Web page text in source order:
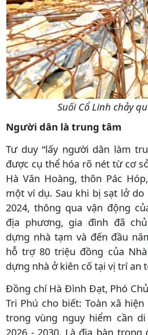
Suối Cổ Linh chảy
Người dân là trung tâm
Tư duy “lấy người dân làm
được cụ thể hóa rõ nét từ cơ
Hà Văn Hoàng, thôn Pác
một ví dụ. Sau khi bị sạt lở do
2024, thông qua vận động
địa phương, gia đình đã
dựng nhà tạm và đến đầu
hỗ trợ 80 triệu đồng của
dựng nhà ở kiên cố tại vị trí an
Đồng chí Hà Đình Đạt, Phó
Tri Phú cho biết: Toàn xã
trong vùng nguy hiểm cần
2026 - 2030. Là địa bàn trọng